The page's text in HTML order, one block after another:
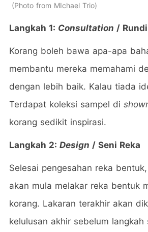
Photo from MIchael Trio
Langkah 1: Consultation /
Korang boleh bawa apa-apa
membantu mereka memahami
dengan lebih baik. Kalau tiada
Terdapat koleksi sampel di
korang sedikit inspirasi.
Langkah 2: Design / Seni Reka
Selesai pengesahan reka
akan mula melakar reka bentuk
korang. Lakaran terakhir akan
kelulusan akhir sebelum langkah